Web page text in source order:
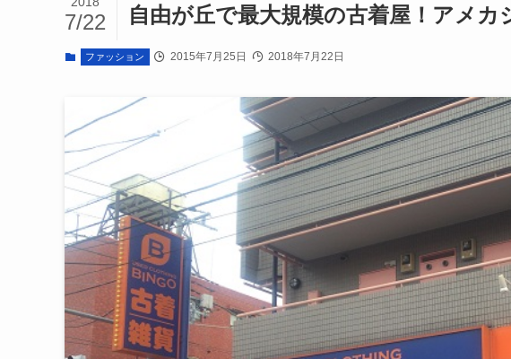
自由が丘で最大規模の古着屋！アメカ
7/22
ファッション 2015年7月25日 2018年7月22日